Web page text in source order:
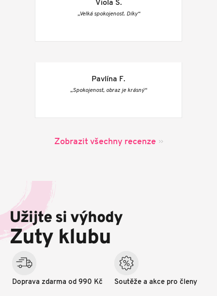
Viola Š.
„Velká spokojenost. Díky“
Pavlína F.
„Spokojenost, obraz je krásný“
Zobrazit všechny recenze
a
í
Užijte si výhody
Zuty klubu
Doprava zdarma od 990 Kč Soutěže a akce pro členy